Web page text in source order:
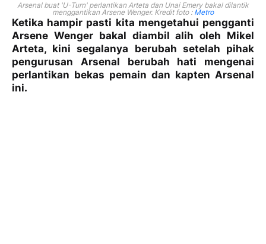
Arsenal buat 'U-Turn' perlantikan Arteta dan Unai Emery bakal dilantik
menggantikan Arsene Wenger. Kredit foto : Metro
Ketika hampir pasti kita mengetahui pengganti
Arsene Wenger bakal diambil alih oleh Mikel
Arteta, kini segalanya berubah setelah pihak
pengurusan Arsenal berubah hati mengenai
perlantikan bekas pemain dan kapten Arsenal
ini.